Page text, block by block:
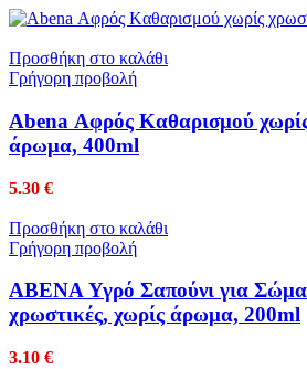
Προσθήκη στο καλάθι
Γρήγορη προβολή
Abena Αφρός Kαθαρισμού
άρωμα, 400ml
5.30 €
Προσθήκη στο καλάθι
Γρήγορη προβολή
ABENA Υγρό Σαπούνι για
χρωστικές, χωρίς άρωμα, 200ml
3.10 €